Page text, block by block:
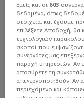
Εμείς και οι 603
δεδομένα, όπως
στοιχεία, και έχουμε
επιλέξετε Αποδοχή, θα
τεχνολογιών
σκοποί που
συνεργάτες μας
παροχή υπηρεσιών. Αν
αποσύρετε τη
απενεργοποιηθούν. Αν
περιεχόμενο και